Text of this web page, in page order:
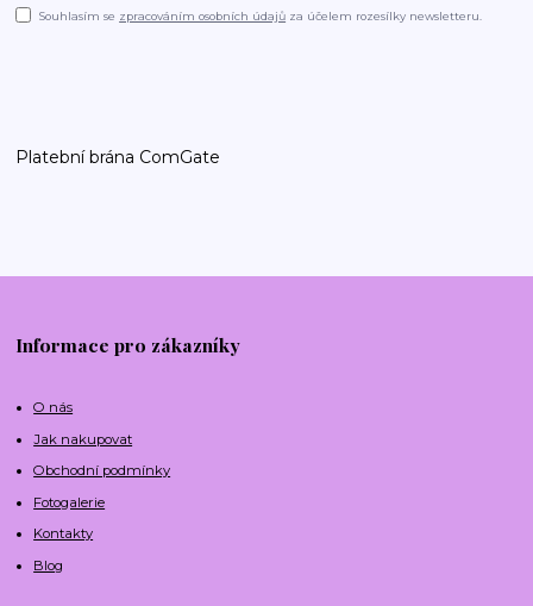
Souhlasím se zpracováním osobních údajů za účelem rozesílky newsletteru.
Platební brána ComGate
Informace pro zákazníky
O nás
Jak nakupovat
Obchodní podmínky
Fotogalerie
Kontakty
Blog